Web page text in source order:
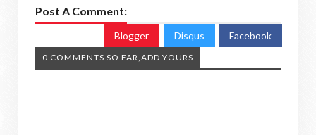
Post A Comment:
Blogger Disqus Facebook
0 COMMENTS SO FAR,ADD YOURS